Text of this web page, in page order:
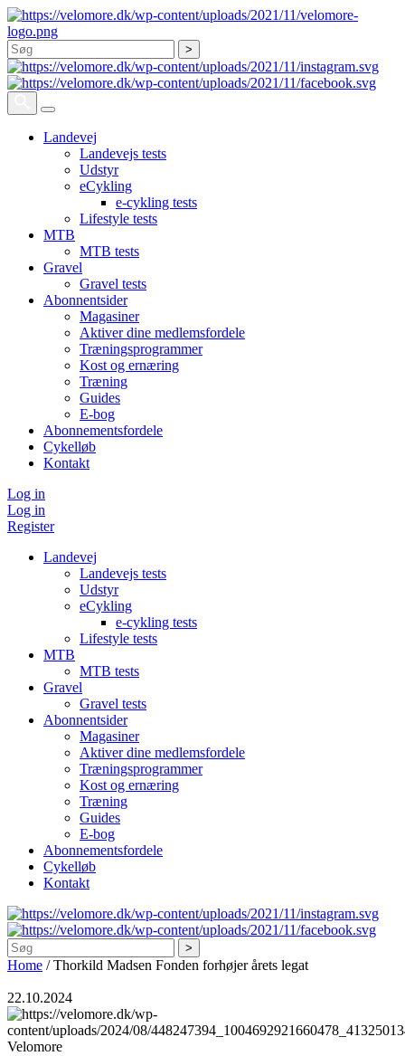
Søg
Landevej
Landevejs tests
Udstyr
eCykling
e-cykling tests
Lifestyle tests
MTB
MTB tests
Gravel
Gravel tests
Abonnentsider
Magasiner
Aktiver dine medlemsfordele
Træningsprogrammer
Kost og ernæring
Træning
Guides
E-bog
Abonnementsfordele
Cykelløb
Kontakt
Log in
Log in
Register
Landevej
Landevejs tests
Udstyr
eCykling
e-cykling tests
Lifestyle tests
MTB
MTB tests
Gravel
Gravel tests
Abonnentsider
Magasiner
Aktiver dine medlemsfordele
Træningsprogrammer
Kost og ernæring
Træning
Guides
E-bog
Abonnementsfordele
Cykelløb
Kontakt
Søg
Home /Thorkild Madsen Fonden forhøjer årets legat
22.10.2024
Velomore